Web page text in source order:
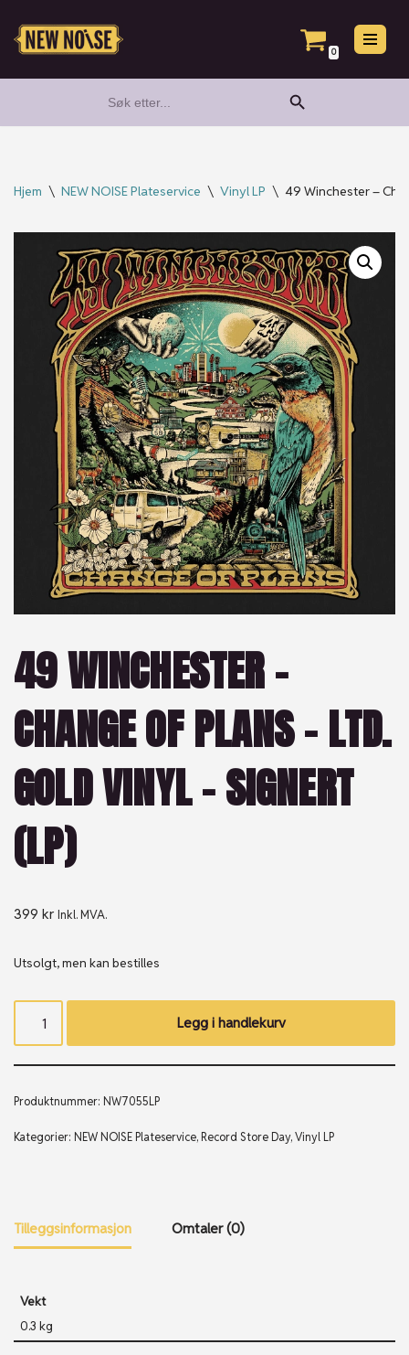
Hopp
0
for:
Search Button
Hjem \ NEW NOISE Plateservice \ Vinyl LP \ 49 Winchester –
49 WINCHESTER –
CHANGE OF PLANS – LTD.
GOLD VINYL – SIGNERT
(LP)
399 kr Inkl. MVA.
Utsolgt, men kan bestilles
Legg i handlekurv
Produktnummer: NW7055LP
Kategorier: NEW NOISE Plateservice, Record Store Day,Vinyl LP
Tilleggsinformasjon Omtaler (0)
Vekt
0.3 kg